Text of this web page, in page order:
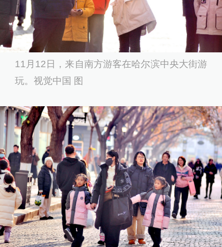
11月12日，来自南方游客在哈尔滨中央大街游
玩。视觉中国 图